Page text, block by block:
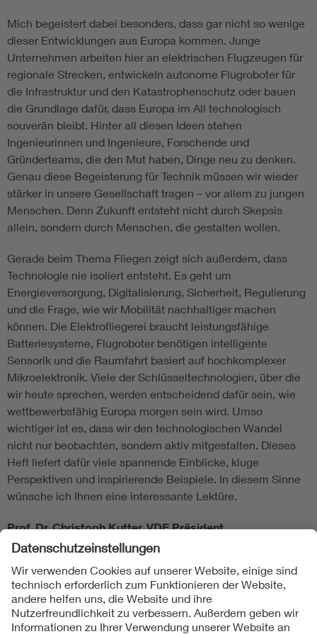
Mich begeistert dabei besonders, dass gar nicht so wenige
dieser Entwicklungen aus Europa kommen. Junge
Unternehmen arbeiten hier an elektrischen Flugzeugen für
regionale Strecken, entwickeln autonome Flugroboter für
die Infrastruktur und den Katastrophenschutz oder bauen
die Grundlage dafür, dass Europa im All technologisch
souverän bleibt. Hinter all diesen Ideen stehen
Ingenieurinnen und Ingenieure, Forschende und
Gründerteams, die den Mut haben, Dinge neu zu denken.
Genau diese Begeisterung für Technik müssen wir wieder
stärker in unsere Gesellschaft tragen – vor allem zu jungen
Menschen. Denn Zukunft entsteht nicht durch Skepsis
allein, sondern durch Menschen, die gestalten wollen.
Gerade beim Thema Fliegen zeigt sich außerdem, dass
Technologie nie isoliert entsteht. Es geht um
Energieversorgung, Digitalisierung, Sicherheit, Regulierung
und die Frage, wie wir Mobilität nachhaltiger machen
können. Die Elektrofliegerei braucht leistungsfähige
Batteriesysteme, Flugroboter benötigen intelligente
Sensorik und die Raumfahrt basiert auf hochkomplexer
Mikroelektronik. Viele der Schlüsseltechnologien, über die
wir heute sprechen, werden entscheidend dafür sein, wie
wettbewerbsfähig Europa morgen sein wird. Umso
wichtiger ist es, dass wir den technologischen Wandel
nicht nur beobachten, sondern aktiv mitgestalten. Dieses
Heft liefert dafür viele spannende Einblicke, kluge
Perspektiven und inspirierende Beispiele. In diesem Sinne
wünsche ich Ihnen eine interessante Lektüre.
Prof. Dr. Christoph Kutter, VDE Präsident
Folgen Sie uns